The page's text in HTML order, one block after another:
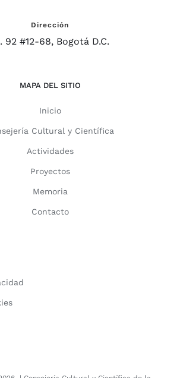
Dirección
92 #12-68, Bogotá D.C.
MAPA DEL SITIO
Inicio
Cultural y Científica
Actividades
Proyectos
Memoria
Contacto